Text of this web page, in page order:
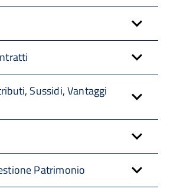
Sussidi, Vantaggi
Patrimonio